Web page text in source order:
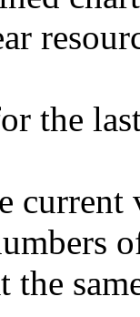
the
the